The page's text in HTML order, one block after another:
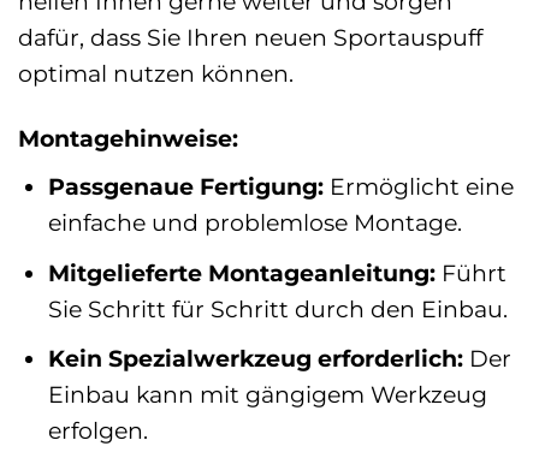
dafür, dass Sie Ihren neuen Sportauspuff
optimal nutzen können.
Montagehinweise:
Passgenaue Fertigung:Ermöglicht eine
einfache und problemlose Montage.
Mitgelieferte Montageanleitung:Führt
Sie Schritt für Schritt durch den Einbau.
Kein Spezialwerkzeug erforderlich:Der
Einbau kann mit gängigem Werkzeug
erfolgen.